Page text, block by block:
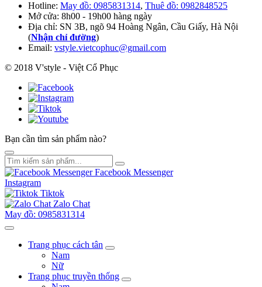
Hotline: May đồ: 0985831314, Thuê đồ: 0982848525
Mở cửa: 8h00 - 19h00 hàng ngày
Địa chỉ: SN 3B, ngõ 94 Hoàng Ngân, Cầu Giấy, Hà Nội
(Nhận chỉ đường)
Email: vstyle.vietcophuc@gmail.com
© 2018 V'style - Việt Cổ Phục
Bạn cần tìm sản phẩm nào?
Facebook Messenger
Instagram
Tiktok
Zalo Chat
May đồ: 0985831314
Trang phục cách tân
Nam
Nữ
Trang phục truyền thống